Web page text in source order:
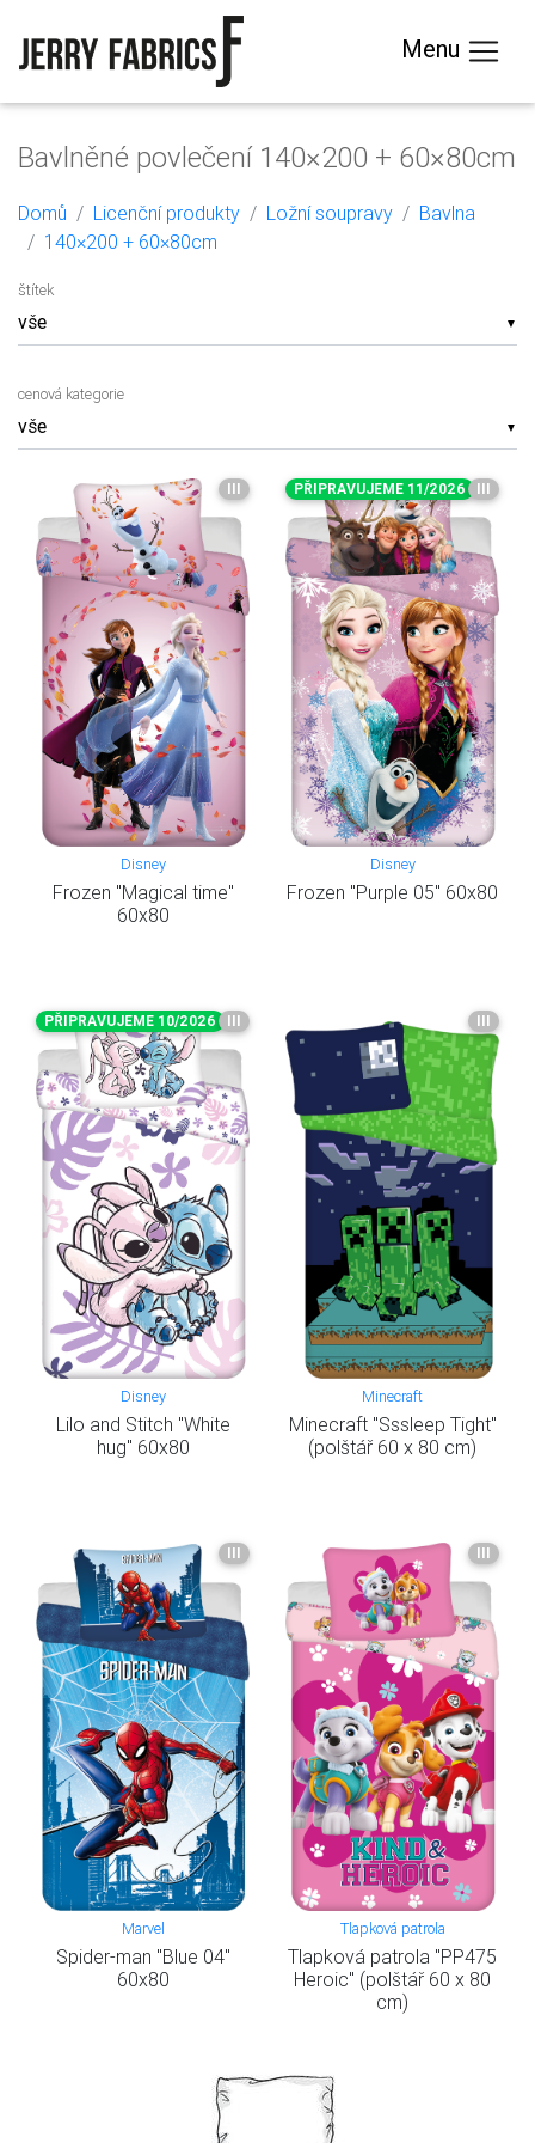
Menu
Bavlněné povlečení 140×200 + 60×80cm
Domů Licenční produkty Ložní soupravy
Bavlna
140×200 + 60×80cm
▼
štítek
▼
cenová kategorie
III
Disney
Frozen "Magical time"
60x80
PŘIPRAVUJEME 11/2026 III
Disney
Frozen "Purple 05" 60x80
PŘIPRAVUJEME 10/2026 III
Disney
Lilo and Stitch "White
hug" 60x80
III
Minecraft
Minecraft "Sssleep Tight"
(polštář 60 x 80 cm)
III
Marvel
Spider-man "Blue 04"
60x80
III
Tlapková patrola
Tlapková patrola "PP475
Heroic" (polštář 60 x 80
cm)